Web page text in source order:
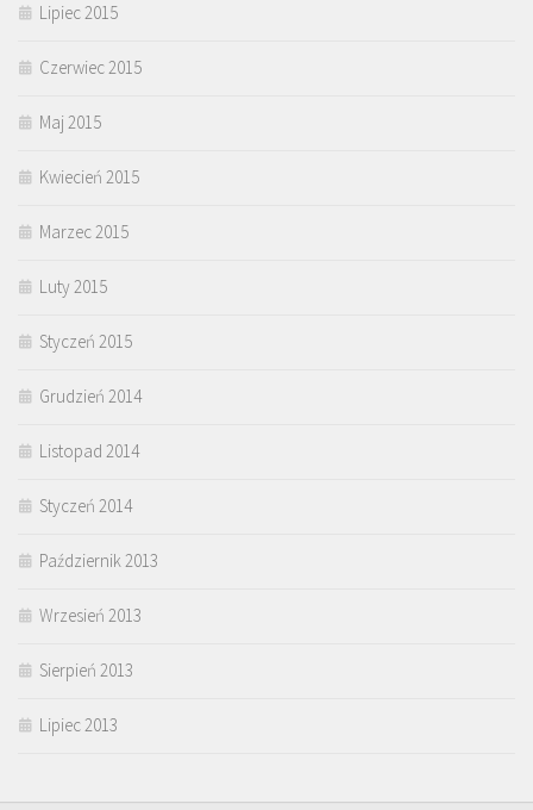
Lipiec 2015
Czerwiec 2015
Maj 2015
Kwiecień 2015
Marzec 2015
Luty 2015
Styczeń 2015
Grudzień 2014
Listopad 2014
Styczeń 2014
Październik 2013
Wrzesień 2013
Sierpień 2013
Lipiec 2013